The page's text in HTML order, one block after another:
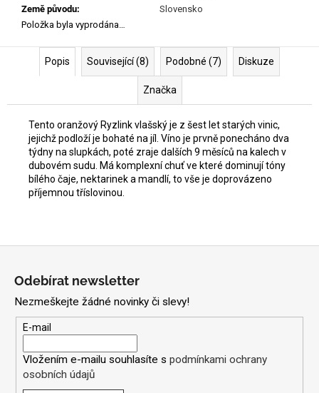
Země původu:
Slovensko
Položka byla vyprodána…
Popis Související (8) Podobné (7) Diskuze
Značka
Tento oranžový Ryzlink vlašský je z šest let starých vinic,
jejichž podloží je bohaté na jíl. Víno je prvně ponecháno dva
týdny na slupkách, poté zraje dalších 9 měsíců na kalech v
dubovém sudu. Má komplexní chuť ve které dominují tóny
bílého čaje, nektarinek a mandlí, to vše je doprovázeno
příjemnou tříslovinou.
Odebírat newsletter
Nezmeškejte žádné novinky či slevy!
E-mail
Vložením e-mailu souhlasíte s podmínkami ochrany
osobních údajů